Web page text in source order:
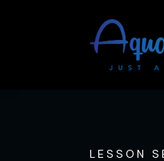
LESSON